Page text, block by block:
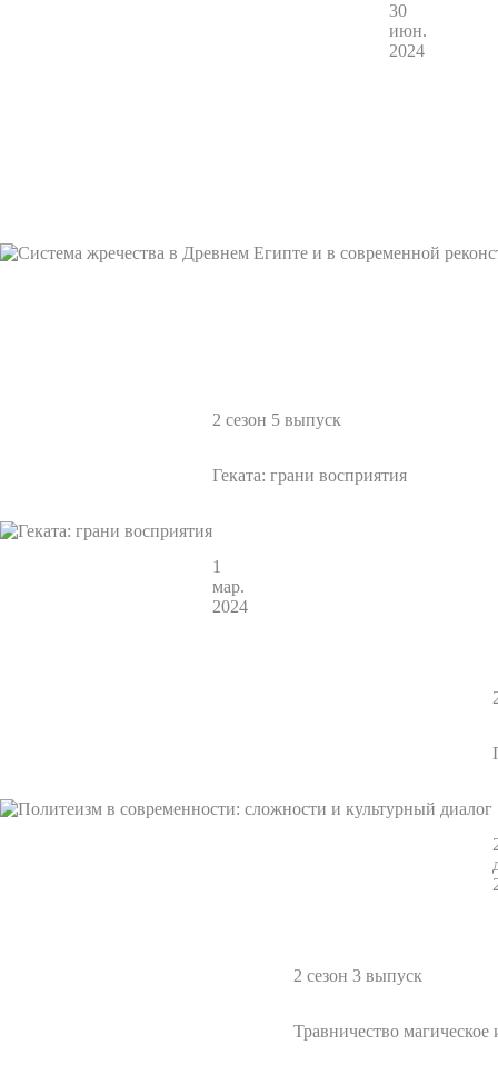
30
июн.
2024
2 сезон 5 выпуск
Геката: грани восприятия
1
мар.
2024
2 сезон 3 выпуск
Травничество магическое